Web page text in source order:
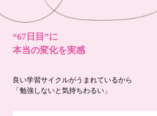
“67日目”に
本当の変化を実感
良い学習サイクルがうまれているから
「勉強しないと気持ちわるい」